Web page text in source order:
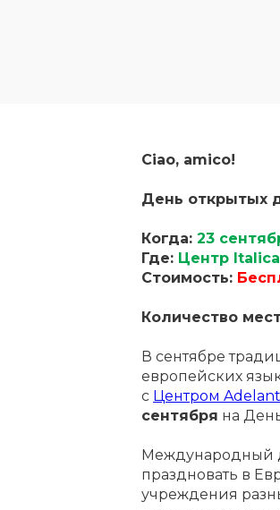
Ciao, amico!
День открытых
Когда: 23
Где: Центр Italica
Стоимость:
Количество
В сентябре
европейских
с Центром A
сентября на
Международный
праздновать в
учреждения